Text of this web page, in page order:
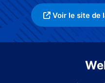
Voir le site de